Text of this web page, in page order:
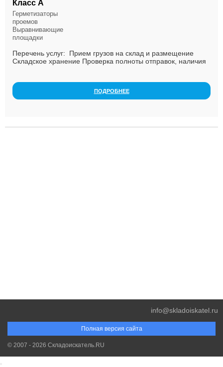
Класс А
Герметизаторы
проемов
Выравнивающие
площадки
Перечень услуг: Прием грузов на склад и размещение
Складское хранение Проверка полноты отправок, наличия
ПОДРОБНЕЕ
Полная версия сайта
info@skladoiskatel.ru
© 2007 - 2026 Складоискатель.RU